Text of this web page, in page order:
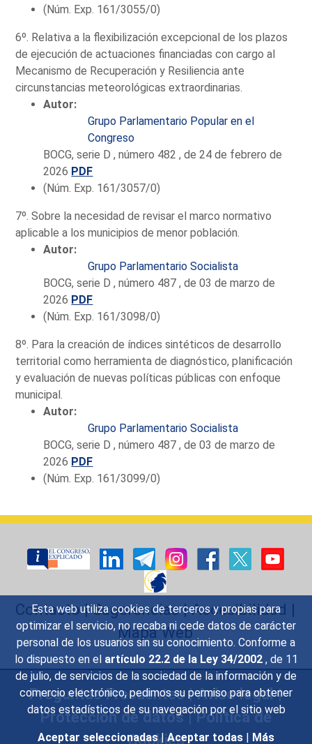
Esta web utiliza cookies de terceros y propias para
optimizar el servicio, no recaba ni cede datos de carácter
personal de los usuarios sin su conocimiento. Conforme a
lo dispuesto en el artículo 22.2 de la Ley 34/2002 , de 11
de julio, de servicios de la sociedad de la información y de
comercio electrónico, pedimos su permiso para obtener
datos estadísticos de su navegación por el sitio web
Aceptar seleccionadas | Aceptar todas | Más
(Núm. Exp. 161/3055/0)
6º. Relativa a la flexibilización excepcional de los plazos
de ejecución de actuaciones financiadas con cargo al
Mecanismo de Recuperación y Resiliencia ante
circunstancias meteorológicas extraordinarias.
Autor:
Grupo Parlamentario Popular en el
Congreso
BOCG, serie D , número 482 , de 24 de febrero de
2026 PDF
(Núm. Exp. 161/3057/0)
7º. Sobre la necesidad de revisar el marco normativo
aplicable a los municipios de menor población.
Autor:
Grupo Parlamentario Socialista
BOCG, serie D , número 487 , de 03 de marzo de
2026 PDF
(Núm. Exp. 161/3098/0)
8º. Para la creación de índices sintéticos de desarrollo
territorial como herramienta de diagnóstico, planificación
y evaluación de nuevas políticas públicas con enfoque
municipal.
Autor:
Grupo Parlamentario Socialista
BOCG, serie D , número 487 , de 03 de marzo de
2026 PDF
(Núm. Exp. 161/3099/0)
Contacto|Sugerencias|Accesibilidad |
Mapa Web
Preguntas Frecuentes|Aviso legal|
Protección de datos|Política de
Cookies